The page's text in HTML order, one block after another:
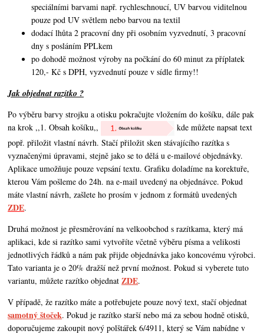
speciálními barvami např. rychleschnoucí, UV barvou viditelnou
pouze pod UV světlem nebo barvou na textil
dodací lhůta 2 pracovní dny při osobním vyzvednutí, 3 pracovní
dny s posláním PPLkem
po dohodě možnost výroby na počkání do 60 minut za příplatek
120,- Kč s DPH, vyzvednutí pouze v sídle firmy!!
Jak objednat razítko ?
Po výběru barvy strojku a otisku pokračujte vložením do košíku, dále pak
na krok ,,1. Obsah košíku,,
kde můžete napsat text
popř. přiložit vlastní návrh. Stačí přiložit sken stávajícího razítka s
vyznačenými úpravami, stejně jako se to dělá u e-mailové objednávky.
Aplikace umožňuje pouze vepsání textu. Grafiku doladíme na korektuře,
kterou Vám pošleme do 24h. na e-mail uvedený na objednávce. Pokud
máte vlastní návrh,zašlete ho prosím v jednom z formátů uvedených
ZDE.
Druhá možnost je přesměrování na velkoobchod s razítkama, který má
aplikaci, kde si razítko sami vytvoříte včetně výběru písma a velikosti
jednotlivých řádků a nám pak přijde objednávka jako koncovému výrobci.
Tato varianta je o 20% dražší než první možnost. Pokud si vyberete tuto
variantu, můžete razítko objednatZDE.
V případě, že razítko máte a potřebujete pouze nový text, stačí objednat
samotný štoček. Pokud je razítko starší nebo má za sebou hodně otisků,
doporučujeme zakoupit nový polštářek 6/4911, který se Vám nabídne v